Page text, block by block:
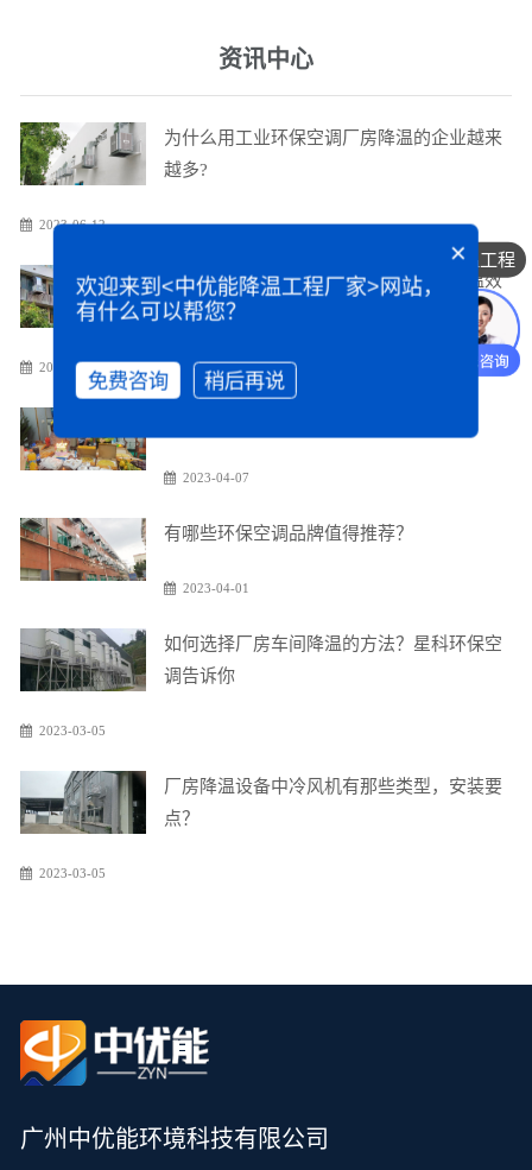
资讯中心
为什么用工业环保空调厂房降温的企业越来
越多?
2023-06-12
环保空调降温效果怎么样，真的有效降温效
果吗
2023-05-04
2023-04-07
有哪些环保空调品牌值得推荐？
2023-04-01
如何选择厂房车间降温的方法？星科环保空
调告诉你
2023-03-05
厂房降温设备中冷风机有那些类型，安装要
点？
2023-03-05
广州中优能环境科技有限公司
降温工程
×
欢迎来到<中优能降温工程厂家>网站，
有什么可以帮您？
免费咨询 稍后再说